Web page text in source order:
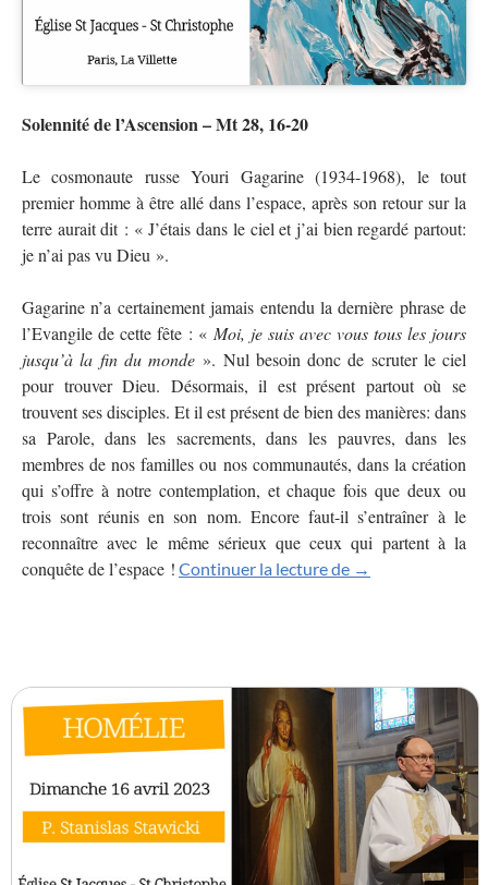
Solennité de l’Ascension – Mt 28, 16-20
Le cosmonaute russe Youri Gagarine (1934-1968), le tout
premier homme à être allé dans l’espace, après son retour sur la
terre aurait dit : «J’étais dans le ciel et j’ai bien regardé partout:
je n’ai pas vu Dieu ».
Gagarine n’a certainement jamais entendu la dernière phrase de
l’Evangile de cette fête : « Moi, je suis avec vous tous les jours
jusqu’à la fin du monde ». Nul besoin donc de scruter le ciel
pour trouver Dieu. Désormais, il est présent partout où se
trouvent ses disciples. Et il est présent de bien des manières: dans
sa Parole, dans les sacrements, dans les pauvres, dans les
membres de nos familles ou nos communautés, dans la création
qui s’offre à notre contemplation, et chaque fois que deux ou
trois sont réunis en son nom. Encore faut-il s’entraîner à le
reconnaître avec le même sérieux que ceux qui partent à la
conquête de l’espace ! Continuer la lecture de Jésus ne nous
→